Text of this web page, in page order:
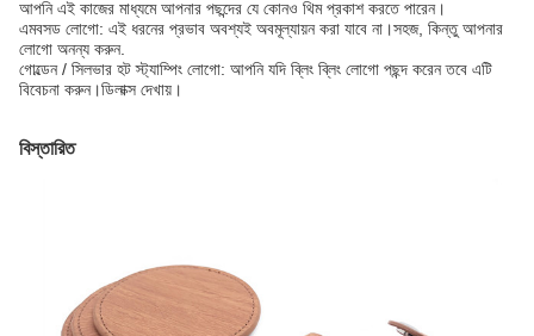
আপনি এই কাজের মাধ্যমে আপনার পছন্দের যে কোনও থিম প্রকাশ করতে পারেন।
এমবসড লোগো: এই ধরনের প্রভাব অবশ্যই অবমূল্যায়ন করা যাবে না।সহজ, কিন্তু আপনার
লোগো অনন্য করুন.
গোল্ডেন / সিলভার হট স্ট্যাম্পিং লোগো: আপনি যদি ব্লিং ব্লিং লোগো পছন্দ করেন তবে এটি
বিবেচনা করুন।ডিলাক্স দেখায়।
বিস্তারিত